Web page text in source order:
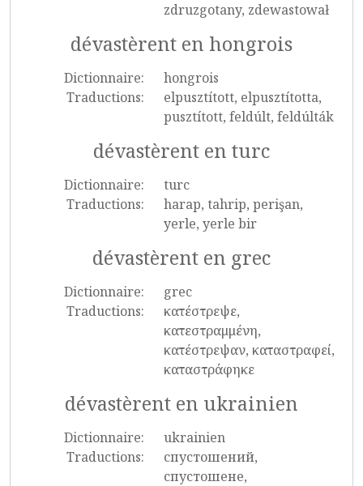
zdruzgotany, zdewastował
dévastèrent en hongrois
Dictionnaire:
hongrois
Traductions:
elpusztított, elpusztította,
pusztított, feldúlt, feldúlták
dévastèrent en turc
Dictionnaire:
turc
Traductions:
harap, tahrip, perişan,
yerle, yerle bir
dévastèrent en grec
Dictionnaire:
grec
Traductions:
κατέστρεψε,
κατεστραμμένη,
κατέστρεψαν, καταστραφεί,
καταστράφηκε
dévastèrent en ukrainien
Dictionnaire:
ukrainien
Traductions:
спустошений,
спустошене,